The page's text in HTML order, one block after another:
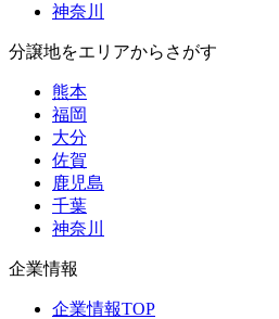
神奈川
分譲地をエリアからさがす
熊本
福岡
大分
佐賀
鹿児島
千葉
神奈川
企業情報
企業情報TOP